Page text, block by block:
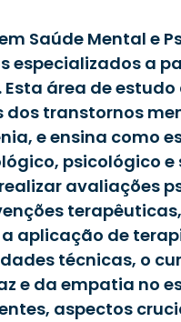
Saúde Mental e
especializados a
área de
transtornos
e ensina como
psicológico e
avaliações
aplicação de
técnicas, o
e da empatia no
aspectos